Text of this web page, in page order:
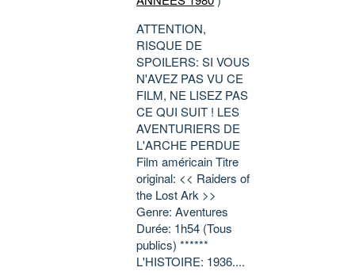
ATTENTION,
RISQUE DE
SPOILERS: SI VOUS
N'AVEZ PAS VU CE
FILM, NE LISEZ PAS
CE QUI SUIT ! LES
AVENTURIERS DE
L'ARCHE PERDUE
Film américain Titre
original: << Raiders of
the Lost Ark >>
Genre: Aventures
Durée: 1h54 (Tous
publics) ******
L'HISTOIRE: 1936....